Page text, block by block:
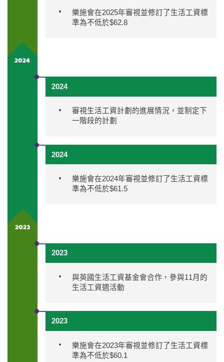
樂施會在2025年審視並修訂了生活工資標
準為不低於$62.8
2024
2024
審視生活工資計劃的進展情況，並制定下
一階段的計劃
2024
樂施會在2024年審視並修訂了生活工資標
準為不低於$61.5
2023
2023
與英國生活工資基金會合作，參與11月的
生活工資週活動
2023
樂施會在2023年審視並修訂了生活工資標
準為不低於$60.1